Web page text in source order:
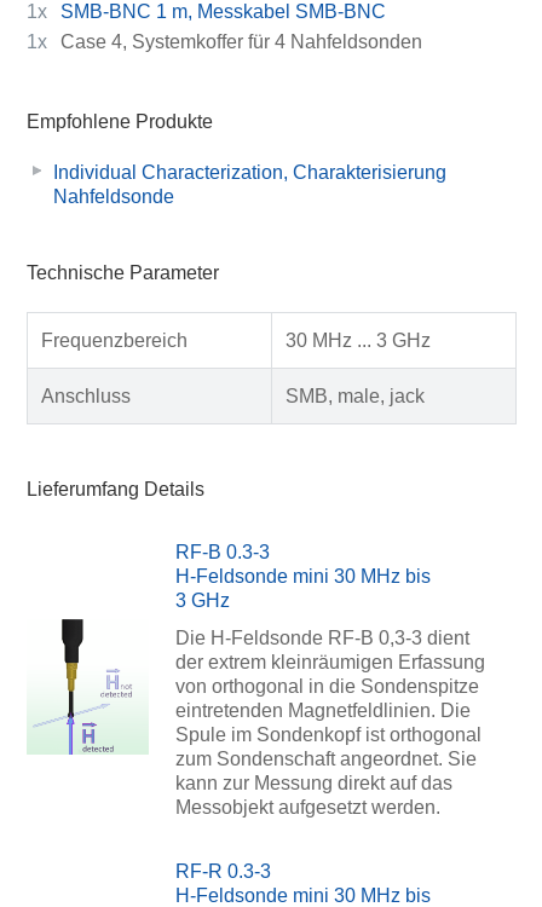
1x
SMB-BNC 1 m, Messkabel SMB-BNC
1x
Case 4, Systemkoffer für 4 Nahfeldsonden
Empfohlene Produkte
Individual Characterization, Charakterisierung
Nahfeldsonde
Technische Parameter
Frequenzbereich 30 MHz ... 3 GHz
Anschluss SMB, male, jack
Lieferumfang Details
RF-B 0.3-3
H-Feldsonde mini 30 MHz bis
3 GHz
Die H-Feldsonde RF-B 0,3-3 dient
der extrem kleinräumigen Erfassung
von orthogonal in die Sondenspitze
eintretenden Magnetfeldlinien. Die
Spule im Sondenkopf ist orthogonal
zum Sondenschaft angeordnet. Sie
kann zur Messung direkt auf das
Messobjekt aufgesetzt werden.
RF-R 0.3-3
H-Feldsonde mini 30 MHz bis